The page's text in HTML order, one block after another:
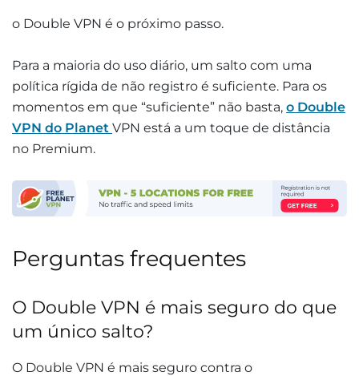
o Double VPN é o próximo passo.
Para a maioria do uso diário, um salto com uma
política rígida de não registro é suficiente. Para os
momentos em que “suficiente” não basta, o Double
VPN do Planet VPN está a um toque de distância
no Premium.
Perguntas frequentes
O Double VPN é mais seguro do que
um único salto?
O Double VPN é mais seguro contra o